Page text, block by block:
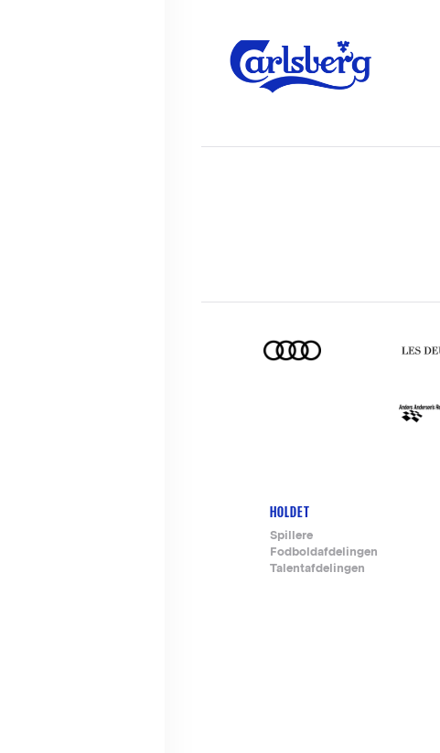
Footer-
menu
HOLDET
Spillere
Fodboldafdelingen
Talentafdelingen